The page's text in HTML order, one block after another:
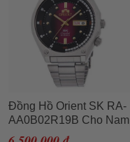
Đồng Hồ Orient SK RA-
AA0B02R19B Cho Nam